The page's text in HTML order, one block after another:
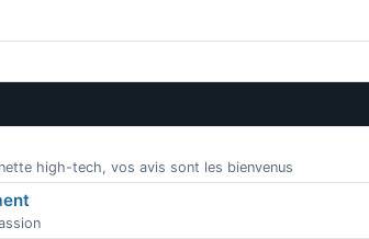
high-tech, vos avis sont les bienvenus